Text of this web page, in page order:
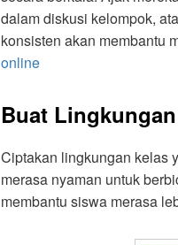
dalam diskusi kelompok,
konsisten akan membantu
online
Buat
Ciptakan lingkungan kelas
merasa nyaman untuk
membantu siswa merasa